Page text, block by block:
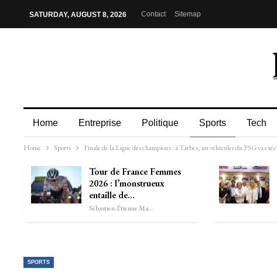
SATURDAY, AUGUST 8, 2026 Contact Sitemap
Home Entreprise Politique Sports Tech
Home Sports Finale de la Ligue des champions : à Tarbes, un véhiculer du PSG va
Tour de France Femmes
2026 : l’monstrueux
entaille de…
Sébastien-Étienne Marechal
SPORTS